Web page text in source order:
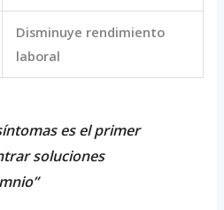
Disminuye rendimiento
laboral
es el primer
soluciones